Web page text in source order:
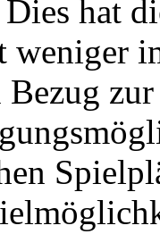
hat
weniger
Bezug